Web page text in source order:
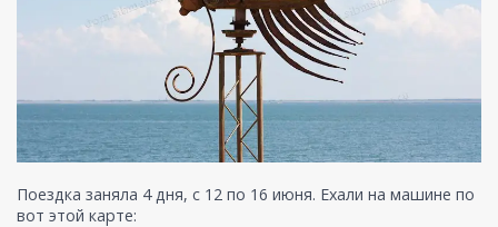
Поездка заняла 4 дня, с 12 по 16 июня. Ехали на машине по
вот этой карте: